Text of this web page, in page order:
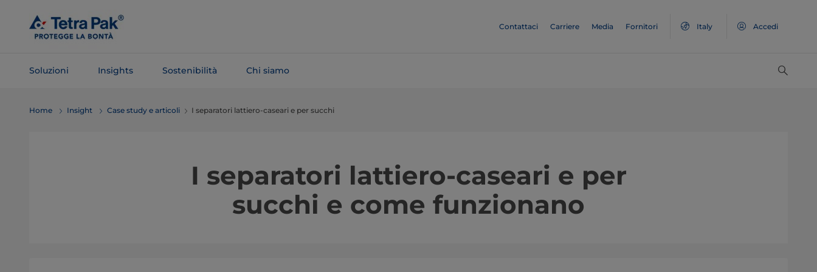
contenuto
principale
Contattaci Carriere Media Fornitori Italy Accedi
Soluzioni Insights Sostenibilità Chi siamo
navigazione
Home Insight Case study e articoli I separatori lattiero-caseari e per succhi
I separatori lattiero-caseari e per
succhi e come funzionano